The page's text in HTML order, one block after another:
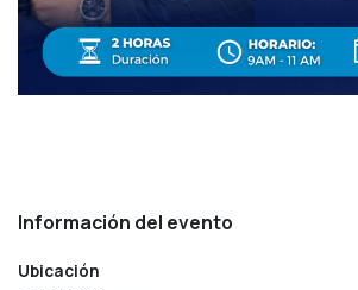
Información del evento
Ubicación